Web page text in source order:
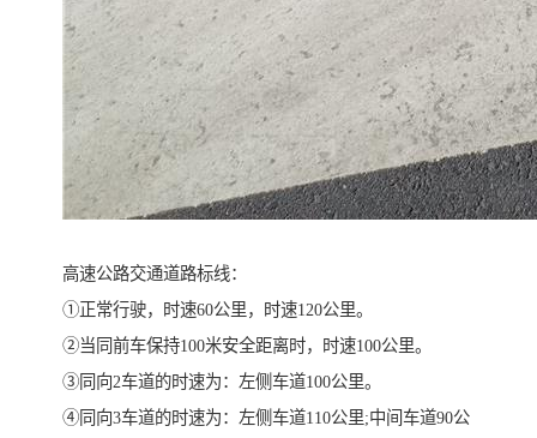
高速公路交通道路标线：
①正常行驶，时速60公里，时速120公里。
②当同前车保持100米安全距离时，时速100公里。
③同向2车道的时速为：左侧车道100公里。
④同向3车道的时速为：左侧车道110公里;中间车道90公